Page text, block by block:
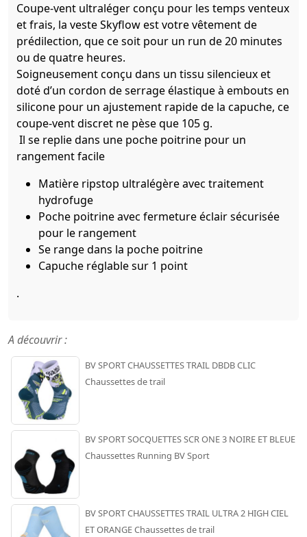
Coupe-vent ultraléger conçu pour les temps venteux
et frais, la veste Skyflow est votre vêtement de
prédilection, que ce soit pour un run de 20 minutes
ou de quatre heures.
Soigneusement conçu dans un tissu silencieux et
doté d’un cordon de serrage élastique à embouts en
silicone pour un ajustement rapide de la capuche, ce
coupe-vent discret ne pèse que 105 g.
Il se replie dans une poche poitrine pour un
rangement facile
Matière ripstop ultralégère avec traitement
hydrofuge
Poche poitrine avec fermeture éclair sécurisée
pour le rangement
Se range dans la poche poitrine
Capuche réglable sur 1 point
.
A découvrir :
BV SPORT CHAUSSETTES TRAIL DBDB CLIC
Chaussettes de trail
BV SPORT SOCQUETTES SCR ONE 3 NOIRE ET BLEUE
Chaussettes Running BV Sport
BV SPORT CHAUSSETTES TRAIL ULTRA 2 HIGH CIEL
ET ORANGE Chaussettes de trail